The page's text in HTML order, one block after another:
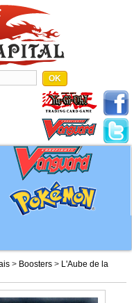
> Boosters > L'Aube de la